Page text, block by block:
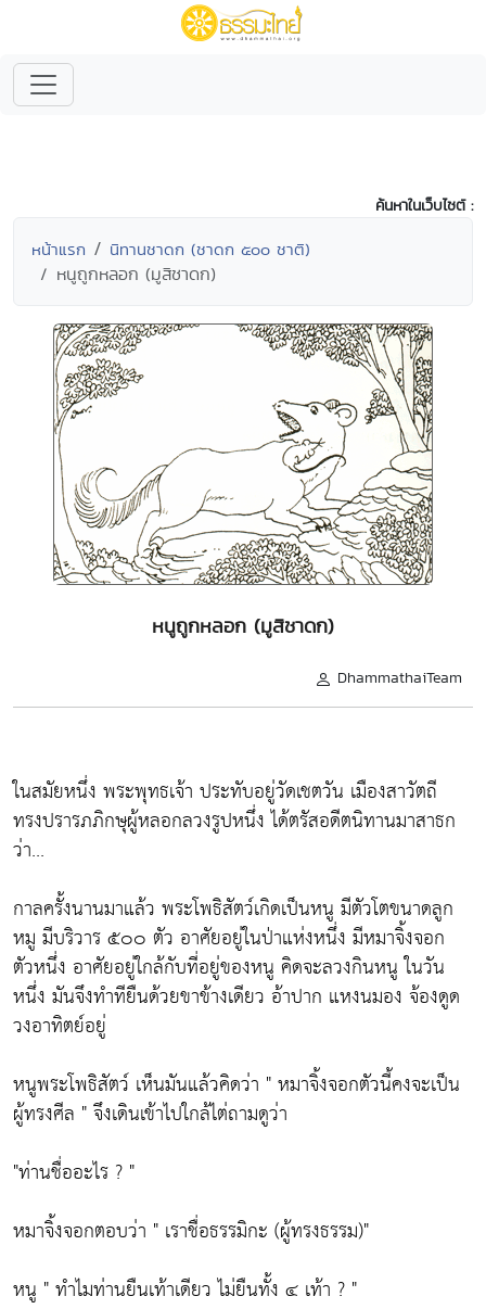
ค้นหาในเว็บไซต์ :
หน้าแรก นิทานชาดก (ชาดก ๕๐๐ ชาติ)
หนูถูกหลอก (มูสิชาดก)
หนูถูกหลอก (มูสิชาดก)
DhammathaiTeam
ในสมัยหนึ่ง พระพุทธเจ้า ประทับอยู่วัดเชตวัน เมืองสาวัตถี
ทรงปรารภภิกษุผู้หลอกลวงรูปหนึ่ง ได้ตรัสอดีตนิทานมาสาธก
ว่า...
กาลครั้งนานมาแล้ว พระโพธิสัตว์เกิดเป็นหนู มีตัวโตขนาดลูก
หมู มีบริวาร ๕๐๐ ตัว อาศัยอยู่ในป่าแห่งหนึ่ง มีหมาจิ้งจอก
ตัวหนึ่ง อาศัยอยู่ใกล้กับที่อยู่ของหนู คิดจะลวงกินหนู ในวัน
หนึ่ง มันจึงทำทียืนด้วยขาข้างเดียว อ้าปาก แหงนมอง จ้องดูด
วงอาทิตย์อยู่
หนูพระโพธิสัตว์ เห็นมันแล้วคิดว่า " หมาจิ้งจอกตัวนี้คงจะเป็น
ผู้ทรงศีล " จึงเดินเข้าไปใกล้ไต่ถามดูว่า
"ท่านชื่ออะไร ? "
หมาจิ้งจอกตอบว่า " เราชื่อธรรมิกะ (ผู้ทรงธรรม)"
หนู " ทำไมท่านยืนเท้าเดียว ไม่ยืนทั้ง ๔ เท้า ? "